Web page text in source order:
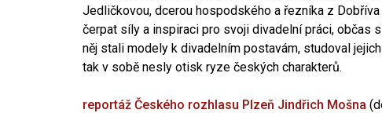
Jedličkovou, dcerou hospodského a řezníka z
čerpat síly a inspiraci pro svoji divadelní práci, občas
něj stali modely k divadelním postavám, studoval
tak v sobě nesly otisk ryze českých charakterů.
reportáž Českého rozhlasu Plzeň Jindřich Mošna